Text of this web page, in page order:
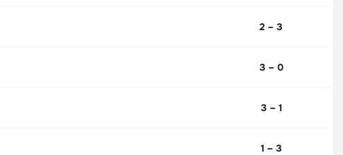
2 – 3
3 – 0
3 – 1
1 – 3